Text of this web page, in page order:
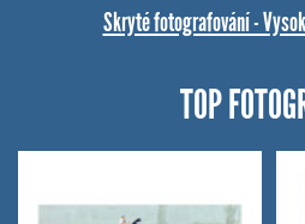
Skryté fotografování -
TOP